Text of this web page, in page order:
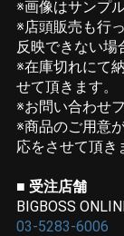
※画像はサンプ
※店頭販売も行
反映できない場
※在庫切れにて
せて頂きます。
※お問い合わせ
※商品のご用意
応をさせて頂き
■ 受注店舗
BIGBOSS
03-5283-6006